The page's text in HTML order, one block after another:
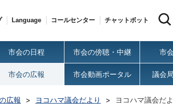
Language コールセンター チャットボット
市会の日程 市会の傍聴・中継 市
市会の広報 市会動画ポータル 議会
広報 ヨコハマ議会だより ヨコハマ議会だ